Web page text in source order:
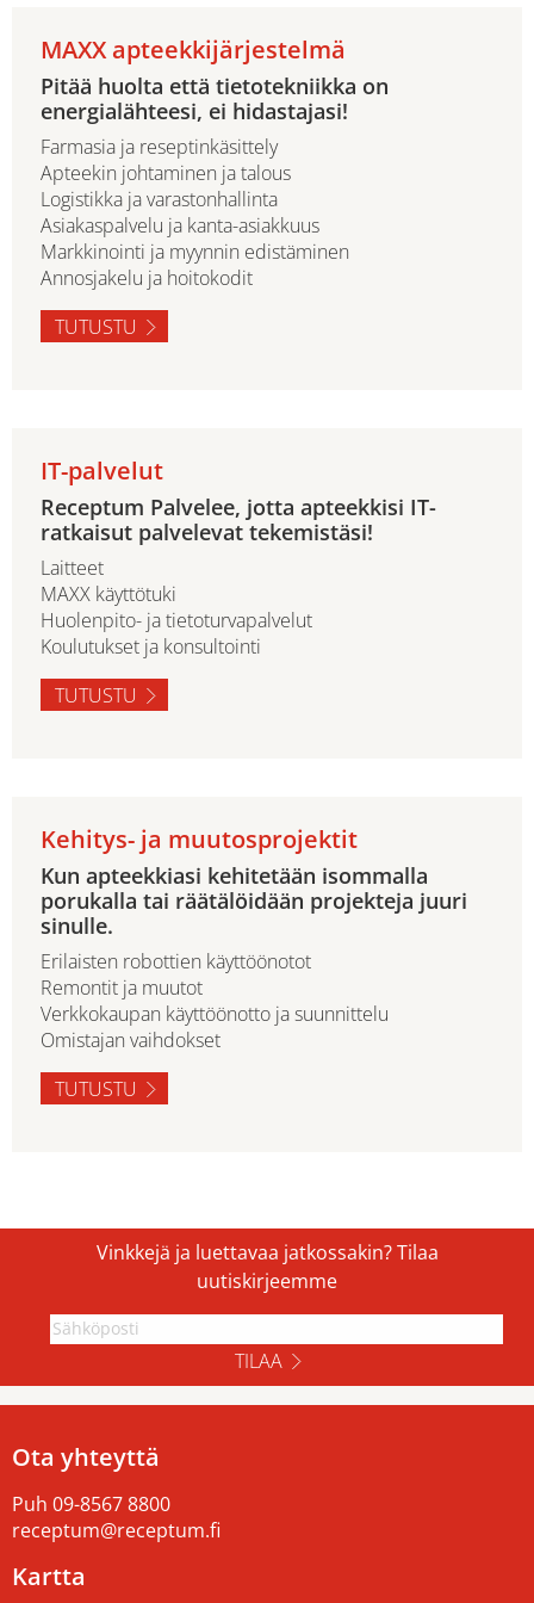
MAXX apteekkijärjestelmä
Pitää huolta että tietotekniikka on
energialähteesi, ei hidastajasi!
Farmasia ja reseptinkäsittely
Apteekin johtaminen ja talous
Logistikka ja varastonhallinta
Asiakaspalvelu ja kanta-asiakkuus
Markkinointi ja myynnin edistäminen
Annosjakelu ja hoitokodit
TUTUSTU
IT-palvelut
Receptum Palvelee, jotta apteekkisi IT-
ratkaisut palvelevat tekemistäsi!
Laitteet
MAXX käyttötuki
Huolenpito- ja tietoturvapalvelut
Koulutukset ja konsultointi
TUTUSTU
Kehitys- ja muutosprojektit
Kun apteekkiasi kehitetään isommalla
porukalla tai räätälöidään projekteja juuri
sinulle.
Erilaisten robottien käyttöönotot
Remontit ja muutot
Verkkokaupan käyttöönotto ja suunnittelu
Omistajan vaihdokset
TUTUSTU
Vinkkejä ja luettavaa jatkossakin? Tilaa
uutiskirjeemme
TILAA
Ota yhteyttä
Puh 09-8567 8800
receptum@receptum.fi
Kartta